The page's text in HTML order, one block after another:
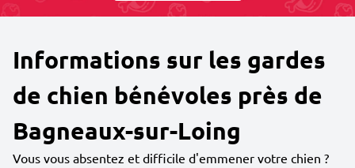
Informations sur les gardes
de chien bénévoles près de
Bagneaux-sur-Loing
Vous vous absentez et difficile d'emmener votre chien ?